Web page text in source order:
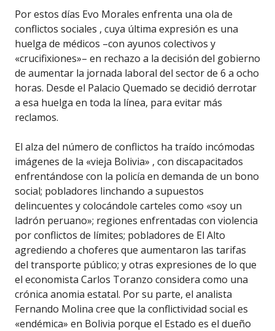
Por estos días Evo Morales enfrenta una ola de
conflictos sociales , cuya última expresión es una
huelga de médicos –con ayunos colectivos y
«crucifixiones»– en rechazo a la decisión del gobierno
de aumentar la jornada laboral del sector de 6 a ocho
horas. Desde el Palacio Quemado se decidió derrotar
a esa huelga en toda la línea, para evitar más
reclamos.
El alza del número de conflictos ha traído incómodas
imágenes de la «vieja Bolivia» , con discapacitados
enfrentándose con la policía en demanda de un bono
social; pobladores linchando a supuestos
delincuentes y colocándole carteles como «soy un
ladrón peruano»; regiones enfrentadas con violencia
por conflictos de límites; pobladores de El Alto
agrediendo a choferes que aumentaron las tarifas
del transporte público; y otras expresiones de lo que
el economista Carlos Toranzo considera como una
crónica anomia estatal. Por su parte, el analista
Fernando Molina cree que la conflictividad social es
«endémica» en Bolivia porque el Estado es el dueño